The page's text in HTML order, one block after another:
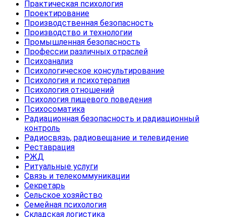
Практическая психология
Проектирование
Производственная безопасность
Производство и технологии
Промышленная безопасность
Профессии различных отраслей
Психоанализ
Психологическое консультирование
Психология и психотерапия
Психология отношений
Психология пищевого поведения
Психосоматика
Радиационная безопасность и радиационный
контроль
Радиосвязь, радиовещание и телевидение
Реставрация
РЖД
Ритуальные услуги
Связь и телекоммуникации
Секретарь
Сельское хозяйство
Семейная психология
Складская логистика